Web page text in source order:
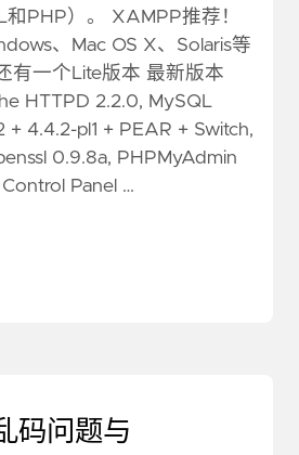
PHP）。 XAMPP推荐！
、Mac OS X、Solaris等
有一个Lite版本 最新版本
HTTPD 2.2.0, MySQL
+ 4.4.2-pl1 + PEAR + Switch,
0.9.8a, PHPMyAdmin
Panel …
码问题与